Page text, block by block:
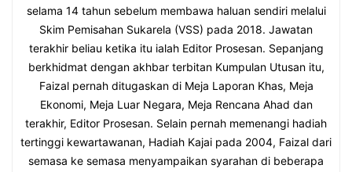
selama 14 tahun sebelum membawa haluan sendiri melalui
Skim Pemisahan Sukarela (VSS) pada 2018. Jawatan
terakhir beliau ketika itu ialah Editor Prosesan. Sepanjang
berkhidmat dengan akhbar terbitan Kumpulan Utusan itu,
Faizal pernah ditugaskan di Meja Laporan Khas, Meja
Ekonomi, Meja Luar Negara, Meja Rencana Ahad dan
terakhir, Editor Prosesan. Selain pernah memenangi hadiah
tertinggi kewartawanan, Hadiah Kajai pada 2004, Faizal dari
semasa ke semasa menyampaikan syarahan di beberapa